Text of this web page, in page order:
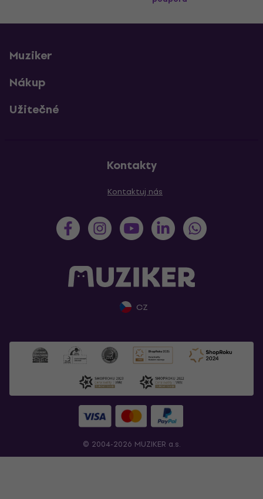
Muziker
Nákup
Užitečné
Kontakty
Kontaktuj nás
CZ
© 2004-2026 MUZIKER a.s.